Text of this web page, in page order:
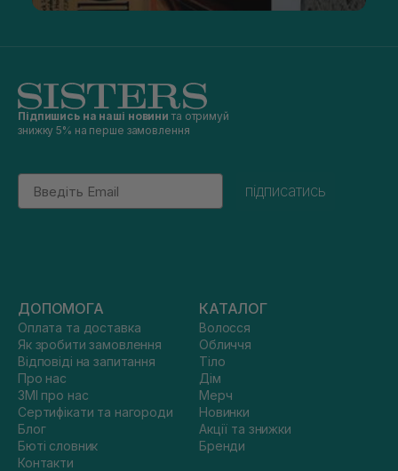
Підпишись на наші новини та отримуй
знижку 5% на перше замовлення
Email
підписатись
ДОПОМОГА
Оплата та доставка
Як зробити замовлення
Відповіді на запитання
Про нас
ЗМІ про нас
Сертифікати та нагороди
Блог
Бюті словник
Контакти
КАТАЛОГ
Волосся
Обличчя
Тіло
Дім
Мерч
Новинки
Акції та знижки
Бренди